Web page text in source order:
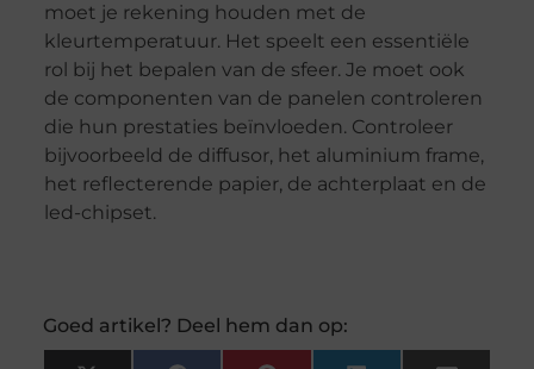
moet je rekening houden met de
kleurtemperatuur. Het speelt een essentiële
rol bij het bepalen van de sfeer. Je moet ook
de componenten van de panelen controleren
die hun prestaties beïnvloeden. Controleer
bijvoorbeeld de diffusor, het aluminium frame,
het reflecterende papier, de achterplaat en de
led-chipset.
Goed artikel? Deel hem dan op: